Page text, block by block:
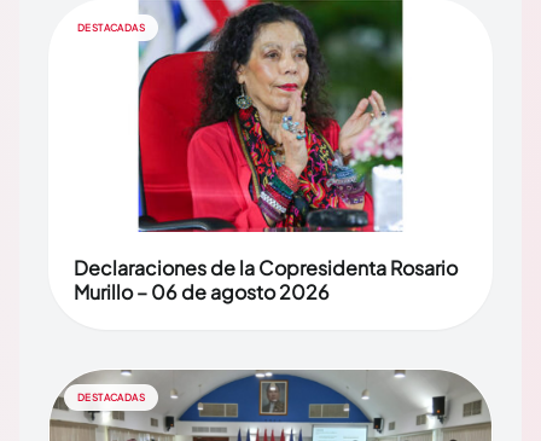
DESTACADAS
Declaraciones de la Copresidenta Rosario
Murillo – 06 de agosto 2026
DESTACADAS